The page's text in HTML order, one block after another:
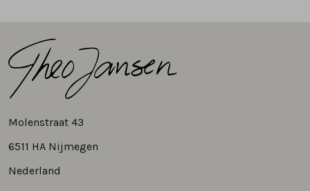
Molenstraat 43
6511 HA Nijmegen
Nederland